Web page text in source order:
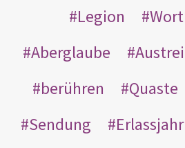
Legion
Aberglaube
berühren
Quaste
Sendung
Erlassjahr